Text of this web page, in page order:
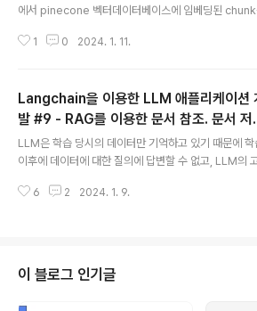
에서 pinecone 벡터데이터베이스에 임베딩된 chunk
않고, pinecone의 search API를 직접 사용해서 검
nit(api_key="{YOUR_PINECONE_APIKEY}",
rter") vectordb = pinecone...
1 0 2024. 1. 11.
Langchain을 이용한 LLM 애플리케이션 개
발 #9 - RAG를 이용한 문서 참조. 문서 저
하기
LLM은 학습 당시의 데이터만 기억하고 있기 때문에 학
이후에 데이터에 대한 질의에 답변할 수 없고, LLM의
는 Ground Truth(진실)에 해당하는 외부 문서를 참조
에 대해서 알아보자. 이 구조를 이해하기 위해서는 벡터
베딩, 유사도 검색, 벡터데이터 베이스에 대한 선수 지식
필요한데, 아래 글을 참고하기 바란다. 1. RAG와 벡터데
6 2 2024. 1. 9.
이 블로그 인기글